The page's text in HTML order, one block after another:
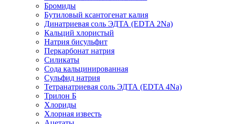
Бромиды
Бутиловый ксантогенат калия
Динатриевая соль ЭДТА (EDTA 2Na)
Кальций хлористый
Натрия бисульфит
Перкарбонат натрия
Силикаты
Сода кальцинированная
Сульфид натрия
Тетранатриевая соль ЭДТА (EDTA 4Na)
Трилон Б
Хлориды
Хлорная известь